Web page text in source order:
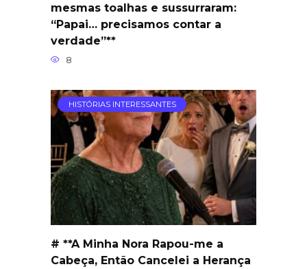
mesmas toalhas e sussurraram:
“Papai… precisamos contar a
verdade”**
8
HISTÓRIAS INTERESSANTES
# **A Minha Nora Rapou-me a
Cabeça, Então Cancelei a Herança